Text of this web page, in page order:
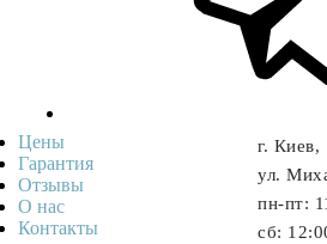
г. Киев,
ул.
пн-пт:
cб:
Цены
Гарантия
Отзывы
О нас
Контакты